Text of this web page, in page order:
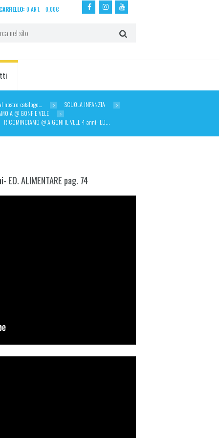
CARRELLO: 0 ART. - 0,00€
nostro catalogo…
SCUOLA INFANZIA
A @ GONFIE VELE
RICOMINCIAMO @ A GONFIE VELE 4 anni- ED...
ED. ALIMENTARE pag. 74